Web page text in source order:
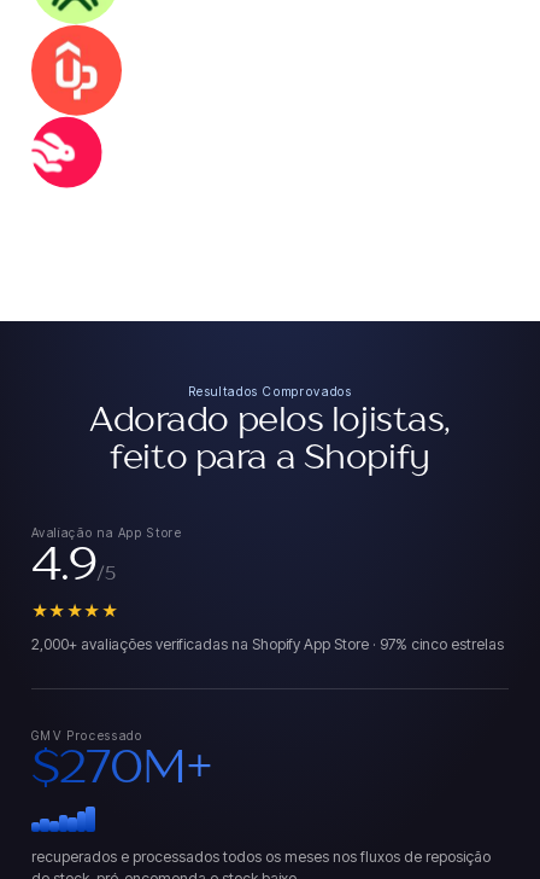
Resultados Comprovados
Adorado pelos lojistas,
feito para a Shopify
Avaliação na App Store
4.9/5
★★★★★
2,000+ avaliações verificadas na Shopify App Store · 97% cinco estrelas
GMV Processado
$270M+
recuperados e processados todos os meses nos fluxos de reposição